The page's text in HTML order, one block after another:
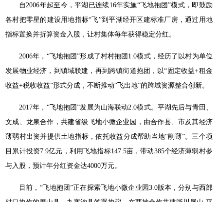
自2006年起至今，平湖已连续16年实施“飞地抱团”模式，即鼓励
各村把零星的建设用地指标“飞”到平湖经开区建标准厂房，通过用地
指标置换并折算资金入股，让村集体每年获得稳定分红。
2006年，“飞地抱团”形成了村村抱团1.0模式，经历了以村为单位
发展物业经济，到镇域联建，再到跨镇街道抱团，以“固定收益+租金
收益+税收收益”形式分成，不断推动“飞出地”的跨域资源整合创新。
2017年，“飞地抱团”发展为山海联动2.0模式。平湖先后与青田、
文成、龙泉合作，共建省级飞地小微企业园，由合作县、市及其经济
薄弱村出资并提供土地指标，依托收益分成帮助当地“削薄”。三个项
目累计投资7.9亿元，利用飞地指标147.5亩，带动385个经济薄弱村参
与入股，预计年分红资金达4000万元。
目前，“飞地抱团”正在探索飞地小微企业园3.0版本，分别与西部